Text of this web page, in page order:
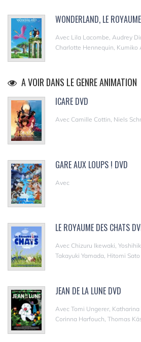
WONDERLAND, LE
Avec Lila Lacombe, Audrey
Charlotte Hennequin, Kumiko
A VOIR DANS LE GENRE ANIMATION
ICARE DVD
Avec Camille Cottin, Niels
GARE AUX LOUPS ! DVD
Avec
LE ROYAUME DES CHATS
Avec Chizuru Ikewaki,
Takayuki Yamada, Hitomi Sato
JEAN DE LA LUNE DVD
Avec Tomi Ungerer, Katharina
Corinna Harfouch, Thomas